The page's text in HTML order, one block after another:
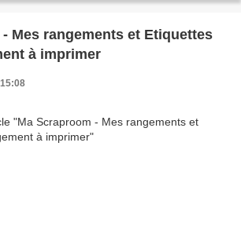
Mes rangements et Etiquettes
à imprimer